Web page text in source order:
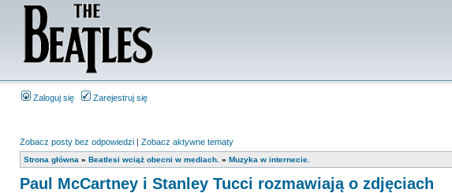
Zaloguj się Zarejestruj się
Zobacz posty bez odpowiedzi | Zobacz aktywne tematy
Strona główna » Beatlesi wciąż obecni w mediach. » Muzyka w internecie.
Paul McCartney i Stanley Tucci rozmawiają o zdjęciach